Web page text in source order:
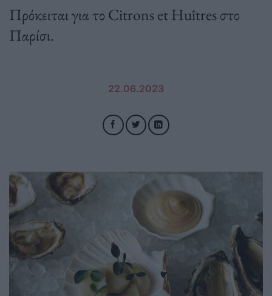
Πρόκειται για το Citrons et Huîtres στο
Παρίσι.
22.06.2023